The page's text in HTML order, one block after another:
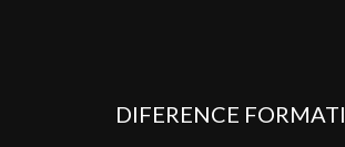
DIFERENCE